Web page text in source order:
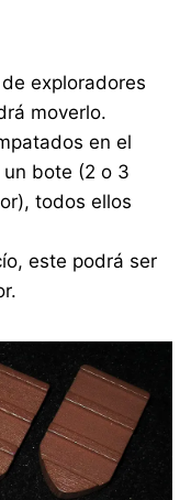
exploradores
moverlo.
en el
bote (2 o 3
todos ellos
este podrá ser